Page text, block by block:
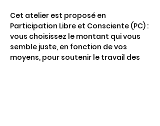
Cet atelier est proposé en
Participation Libre et Consciente (PC) :
vous choisissez le montant qui vous
semble juste, en fonction de vos
moyens, pour soutenir le travail des